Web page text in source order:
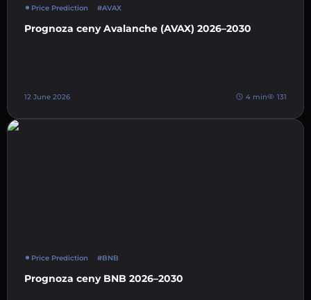
Price Prediction #AVAX
Prognoza ceny Avalanche (AVAX) 2026–2030
12 June 2026 4 min 131
Price Prediction #BNB
Prognoza ceny BNB 2026–2030